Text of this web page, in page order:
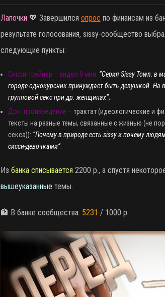
Лапочки 💖 Завершился опрос по финансам из
результате голосования, sissy-сообщество
следующие пункты:
Сисси-трейнер – видео 9 мин: “Серия Sissy Town: в
городе однокурсник принуждает быть девушкой. На
групповой секс при др. женщинах”;
Доп. произведение – трактат (идеологические и
тексты на разные темы, связанные с жизнью (не
секса)): “Почему в природе есть sissy и почему
сисси-девочками”.
Из банка списывается 2200 р., а спустя
вышеуказанные темы.
🏦 В банке сообщества: 5231 / 1000 р.